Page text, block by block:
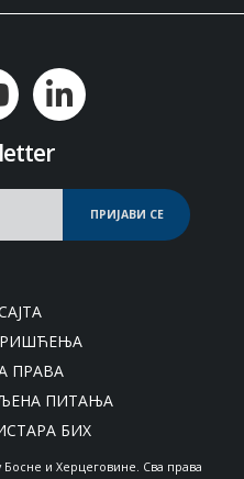
ПРИЈАВИ СЕ
ПРАВА
ПИТАЊА
БИХ
Босне и Херцеговине. Сва права